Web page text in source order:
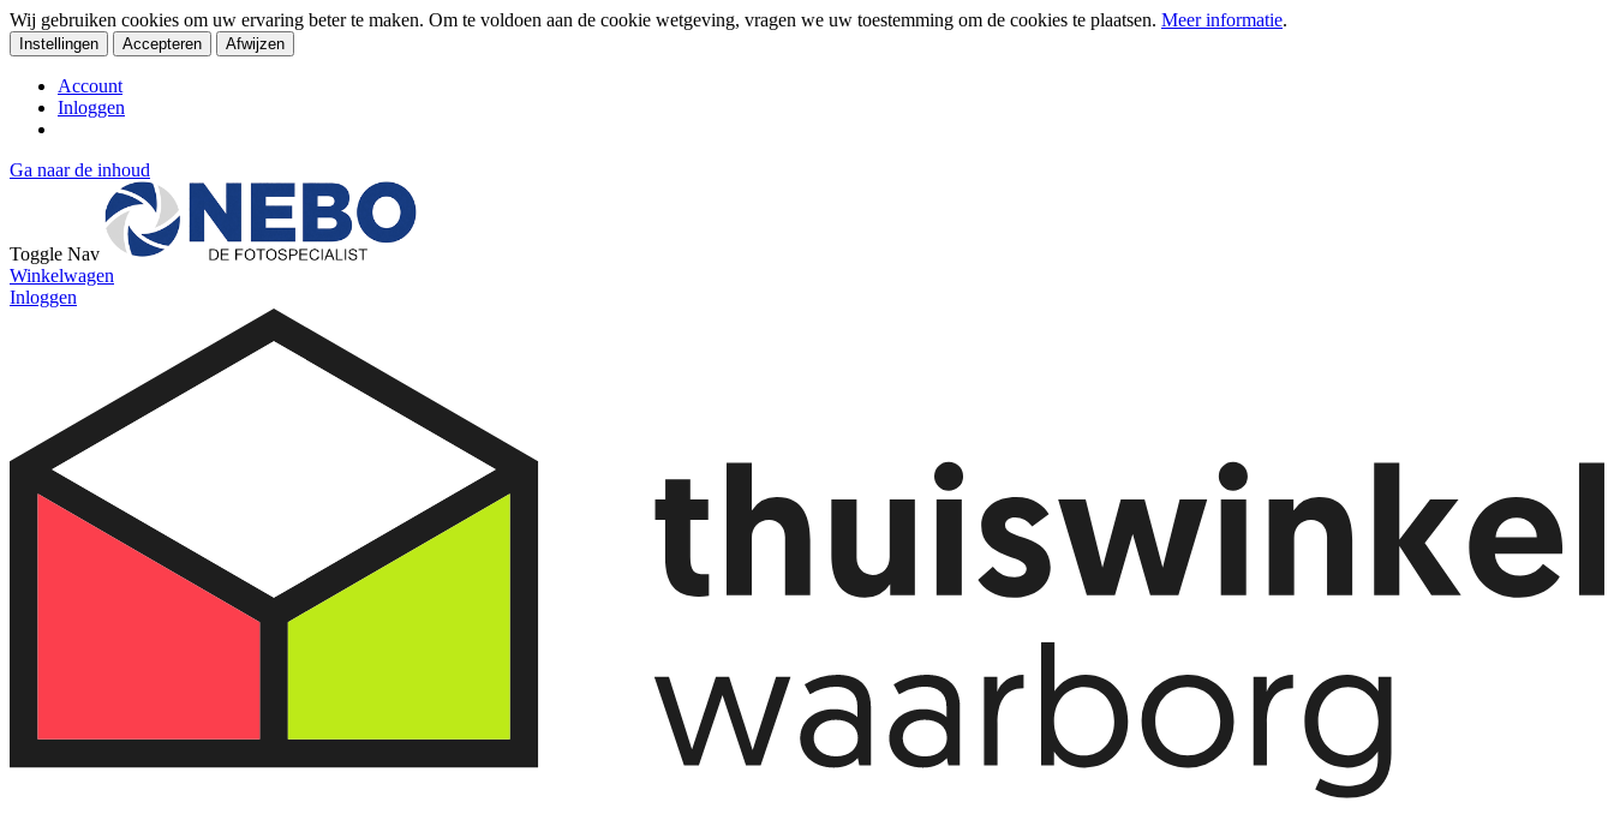
Wij gebruiken cookies om uw ervaring beter te maken. Om te voldoen aan de cookie wetgeving, vragen we uw toestemming om de cookies te plaatsen. Meer informatie.
Instellingen Accepteren Afwijzen
Account
Inloggen
Ga naar de inhoud
Toggle Nav
Winkelwagen
Inloggen